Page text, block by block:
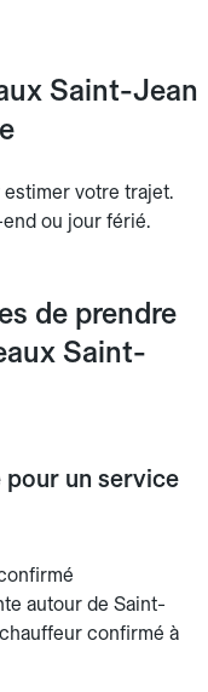
Saint-Jean
votre trajet.
ou jour férié.
de prendre
Saint-
un service
autour de Saint-
confirmé à